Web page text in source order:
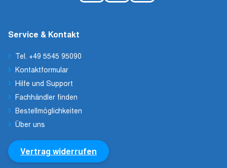
Service & Kontakt
Tel. +49 5545 95090
Kontaktformular
Hilfe und Support
Fachhändler finden
Bestellmöglichkeiten
Über uns
Vertrag widerrufen